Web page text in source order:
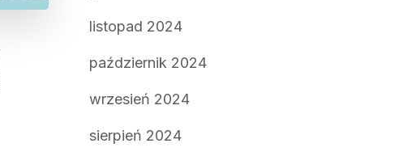
listopad 2024
październik 2024
wrzesień 2024
sierpień 2024